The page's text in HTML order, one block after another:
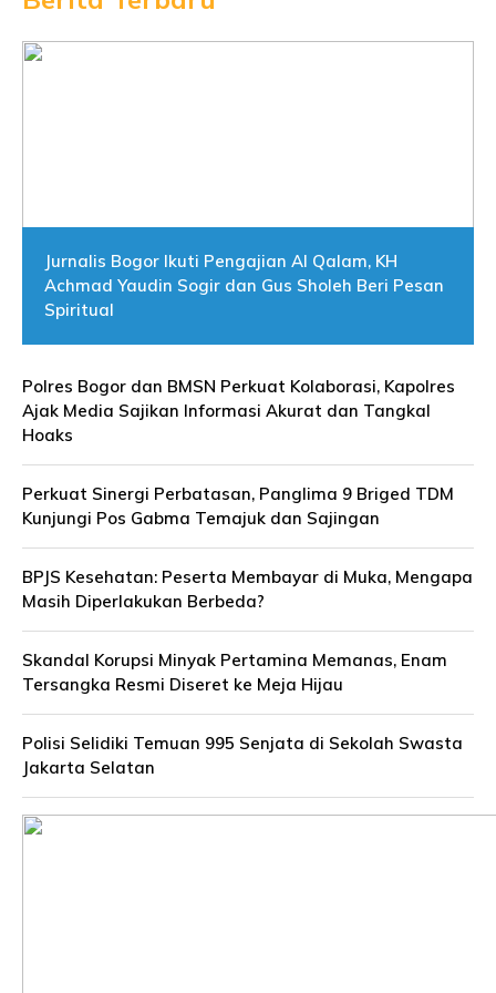
Jurnalis Bogor Ikuti Pengajian Al Qalam, KH
Achmad Yaudin Sogir dan Gus Sholeh Beri Pesan
Spiritual
Polres Bogor dan BMSN Perkuat Kolaborasi, Kapolres
Ajak Media Sajikan Informasi Akurat dan Tangkal
Hoaks
Perkuat Sinergi Perbatasan, Panglima 9 Briged TDM
Kunjungi Pos Gabma Temajuk dan Sajingan
BPJS Kesehatan: Peserta Membayar di Muka, Mengapa
Masih Diperlakukan Berbeda?
Skandal Korupsi Minyak Pertamina Memanas, Enam
Tersangka Resmi Diseret ke Meja Hijau
Polisi Selidiki Temuan 995 Senjata di Sekolah Swasta
Jakarta Selatan